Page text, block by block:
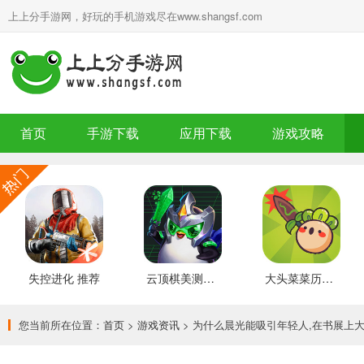
上上分手游网，好玩的手机游戏尽在www.shangsf.com
首页 手游下载 应用下载 游戏攻略
失控进化 推荐 云顶棋美测服 最新版 大头菜菜历险记 好玩的
您当前所在位置： 首页 > 游戏资讯 > 为什么晨光能吸引年轻人,在书展上